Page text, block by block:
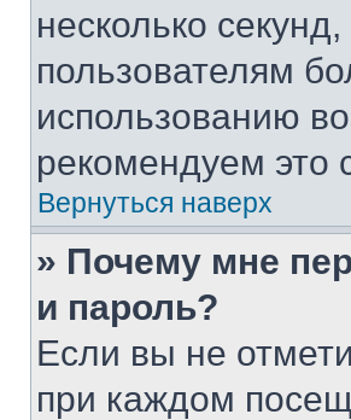
несколько
пользователям
использованию
рекомендуем это
Вернуться наверх
» Почему мне
и пароль?
Если вы не
при каждом